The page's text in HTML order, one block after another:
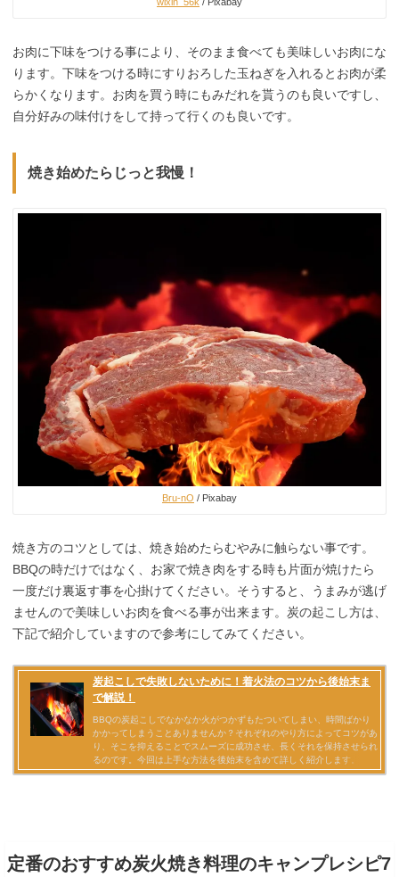
お肉に下味をつける事により、そのまま食べても美味しいお肉にな
ります。下味をつける時にすりおろした玉ねぎを入れるとお肉が柔
らかくなります。お肉を買う時にもみだれを貰うのも良いですし、
自分好みの味付けをして持って行くのも良いです。
焼き始めたらじっと我慢！
Bru-nO / Pixabay
焼き方のコツとしては、焼き始めたらむやみに触らない事です。
BBQの時だけではなく、お家で焼き肉をする時も片面が焼けたら
一度だけ裏返す事を心掛けてください。そうすると、うまみが逃げ
ませんので美味しいお肉を食べる事が出来ます。炭の起こし方は、
下記で紹介していますので参考にしてみてください。
定番のおすすめ炭火焼き料理のキャンプレシピ7